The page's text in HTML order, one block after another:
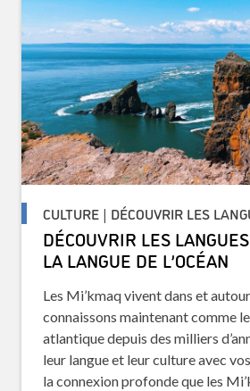
CULTURE | DÉCOUVRIR LES
DÉCOUVRIR LES
LA LANGUE DE L’OCÉAN
Les Mi’kmaq vivent dans et
connaissons maintenant comme
atlantique depuis des milliers
leur langue et leur culture avec
la connexion profonde que les